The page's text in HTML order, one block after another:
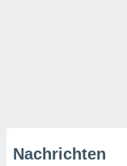
Nachrichten